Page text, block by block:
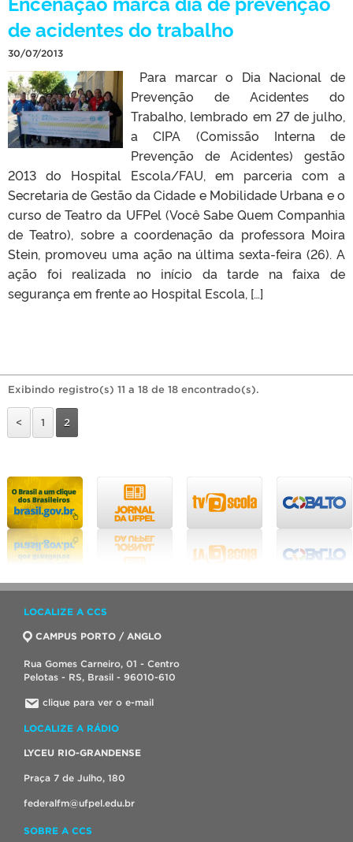
de acidentes do trabalho
30/07/2013
Para marcar o Dia Nacional de
Prevenção de Acidentes do
Trabalho, lembrado em 27 de julho,
a CIPA (Comissão Interna de
Prevenção de Acidentes) gestão
2013 do Hospital Escola/FAU, em parceria com a
Secretaria de Gestão da Cidade e Mobilidade Urbana e o
curso de Teatro da UFPel (Você Sabe Quem Companhia
de Teatro), sobre a coordenação da professora Moira
Stein, promoveu uma ação na última sexta-feira (26). A
ação foi realizada no início da tarde na faixa de
segurança em frente ao Hospital Escola, […]
Exibindo registro(s) 11 a 18 de 18 encontrado(s).
< 1 2
LOCALIZE A CCS
CAMPUS PORTO / ANGLO
Rua Gomes Carneiro, 01 - Centro
Pelotas - RS, Brasil - 96010-610
clique para ver o e-mail
LOCALIZE A RÁDIO
LYCEU RIO-GRANDENSE
Praça 7 de Julho, 180
federalfm@ufpel.edu.br
SOBRE A CCS